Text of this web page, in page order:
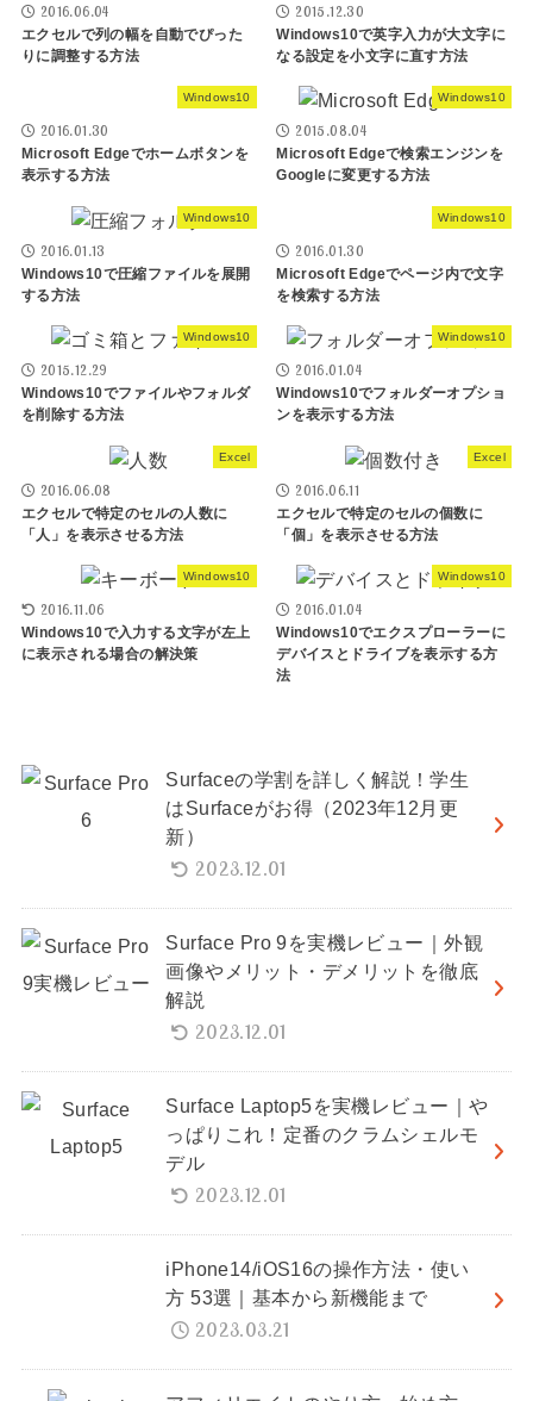
2016.06.04
エクセルで列の幅を自動でぴった
りに調整する方法
2015.12.30
Windows10で英字入力が大文字に
なる設定を小文字に直す方法
Windows10
2016.01.30
Microsoft Edgeでホームボタンを
表示する方法
Windows10
2015.08.04
Microsoft Edgeで検索エンジンを
Googleに変更する方法
Windows10
2016.01.13
Windows10で圧縮ファイルを展開
する方法
Windows10
2016.01.30
Microsoft Edgeでページ内で文字
を検索する方法
Windows10
2015.12.29
Windows10でファイルやフォルダ
を削除する方法
Windows10
2016.01.04
Windows10でフォルダーオプショ
ンを表示する方法
Excel
2016.06.08
エクセルで特定のセルの人数に
「人」を表示させる方法
Excel
2016.06.11
エクセルで特定のセルの個数に
「個」を表示させる方法
Windows10
2016.11.06
Windows10で入力する文字が左上
に表示される場合の解決策
Windows10
2016.01.04
Windows10でエクスプローラーに
デバイスとドライブを表示する方
法
Surfaceの学割を詳しく解説！学生
はSurfaceがお得（2023年12月更
新）
2023.12.01
Surface Pro 9を実機レビュー｜外観
画像やメリット・デメリットを徹底
解説
2023.12.01
Surface Laptop5を実機レビュー｜や
っぱりこれ！定番のクラムシェルモ
デル
2023.12.01
iPhone14/iOS16の操作方法・使い
方 53選｜基本から新機能まで
2023.03.21